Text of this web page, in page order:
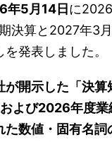
年5月14日 に
決算と2027年3
発表しました。
が開示した「決算
よび2026年度
た数値・固有名詞